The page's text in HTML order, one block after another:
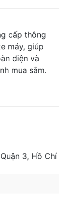
cấp thông
máy, giúp
diện và
mua sắm.
3, Hồ Chí